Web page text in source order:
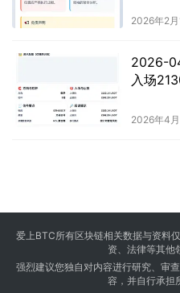
2026年2
2026-
入场
2026年4月
爱上BTC所有区块链相关数据与资料
资、法律等其他
强烈建议您独自对内容进行研究、审
容，并自行承担